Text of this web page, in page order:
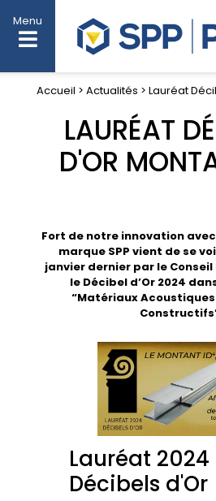
Menu
Accueil > Actualités > Lauréat
LAURÉAT
D'OR
Fort de notre innovation
marque SPP vient de se
janvier dernier par le
le Décibel d’Or 2024
“Matériaux
Lauréat 2024
Décibels d'Or